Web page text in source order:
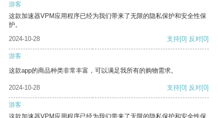
游客
这款加速器VPM应用程序已经为我们带来了无限的隐私保护和安全性保
护。
2024-10-28
支持[0] 反对[0]
游客
这款app的商品种类非常丰富，可以满足我所有的购物需求。
2024-10-28 支持[0] 反对[0]
游客
这款加速器VPM应用程序已经为我们带来了无限的隐私保护和安全性保